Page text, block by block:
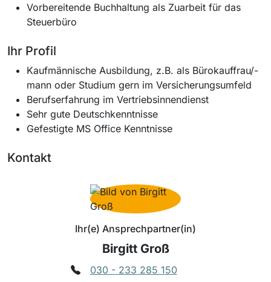
Vorbereitende Buchhaltung als Zuarbeit für das
Steuerbüro
Ihr Profil
Kaufmännische Ausbildung, z.B. als Bürokauffrau/-
mann oder Studium gern im Versicherungsumfeld
Berufserfahrung im Vertriebsinnendienst
Sehr gute Deutschkenntnisse
Gefestigte MS Office Kenntnisse
Kontakt
Ihr(e) Ansprechpartner(in)
Birgitt Groß
030 - 233 285 150